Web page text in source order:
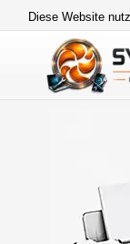
Diese Website